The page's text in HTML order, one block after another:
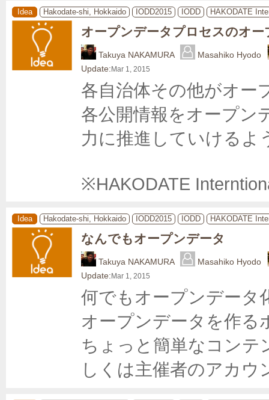
Idea Hakodate-shi, Hokkaido IODD2015 IODD HAKODATE
オープンデータプロセスのオー
Takuya NAKAMURA
Masahiko Hyodo
Update: Mar 1, 2015
各自治体その他がオー
各公開情報をオープン
力に推進していけるよ
※HAKODATE
Idea Hakodate-shi, Hokkaido IODD2015 IODD HAKODATE
なんでもオープンデータ
Takuya NAKAMURA
Masahiko Hyodo
Update: Mar 1, 2015
何でもオープンデータ
オープンデータを作る
ちょっと簡単なコンテ
しくは主催者のアカウ